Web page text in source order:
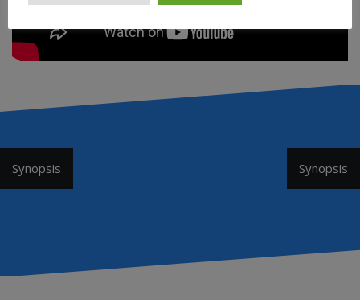
Navigation
de
Synopsis Synopsis